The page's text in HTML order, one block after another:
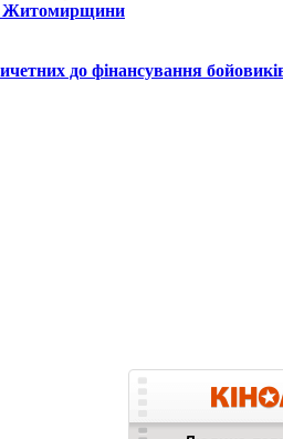
Житомирщини
до фінансування